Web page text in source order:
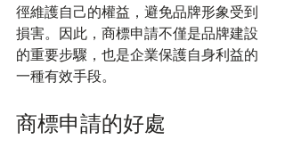
徑維護自己的權益，避免品牌形象受到
損害。因此，商標申請不僅是品牌建設
的重要步驟，也是企業保護自身利益的
一種有效手段。
商標申請的好處